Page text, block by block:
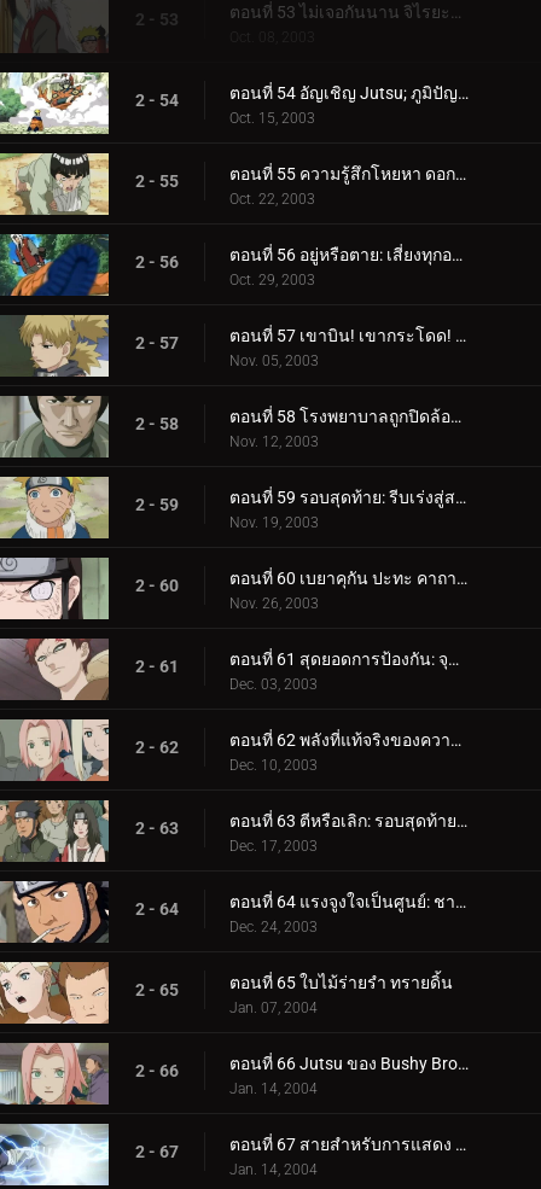
2 - 53
Oct. 08, 2003
2 - 54 ตอนที่ 54 อัญเชิญ Jutsu; ภูมิปัญญาของคางคกปราชญ์!
Oct. 15, 2003
2 - 55 ตอนที่ 55 ความรู้สึกโหยหา ดอกไม้ที่เต็มไปด้วยความหวัง
Oct. 22, 2003
2 - 56 ตอนที่ 56 อยู่หรือตาย: เสี่ยงทุกอย่างเพื่อชนะทุกสิ่ง!
Oct. 29, 2003
2 - 57 ตอนที่ 57 เขาบิน! เขากระโดด! เขาซุ่มซ่อน! หัวหน้าคางคกปรากฏตัว!
Nov. 05, 2003
2 - 58 ตอนที่ 58 โรงพยาบาลถูกปิดล้อม: มือปีศาจถูกเปิดเผย!
Nov. 12, 2003
2 - 59 ตอนที่ 59 รอบสุดท้าย: รีบเร่งสู่สนามประลอง!
Nov. 19, 2003
2 - 60 ตอนที่ 60 เบยาคุกัน ปะทะ คาถาโคลนเงา!
Nov. 26, 2003
2 - 61 ตอนที่ 61 สุดยอดการป้องกัน: จุดบอดเป็นศูนย์!
Dec. 03, 2003
2 - 62 ตอนที่ 62 พลังที่แท้จริงของความล้มเหลว
Dec. 10, 2003
2 - 63 ตอนที่ 63 ตีหรือเลิก: รอบสุดท้ายจะซับซ้อน!
Dec. 17, 2003
2 - 64 ตอนที่ 64 แรงจูงใจเป็นศูนย์: ชายผู้อิจฉาริษยาคลาวด์!
Dec. 24, 2003
2 - 65 ตอนที่ 65 ใบไม้ร่ายรำ ทรายดิ้น
Jan. 07, 2004
2 - 66 ตอนที่ 66 Jutsu ของ Bushy Brow: สไตล์ซาสึเกะ!
Jan. 14, 2004
2 - 67 ตอนที่ 67 สายสำหรับการแสดง แต่พร้อมที่จะไป! สุดยอดเทคนิคลับเกิดขึ้นแล้ว!
Jan. 14, 2004